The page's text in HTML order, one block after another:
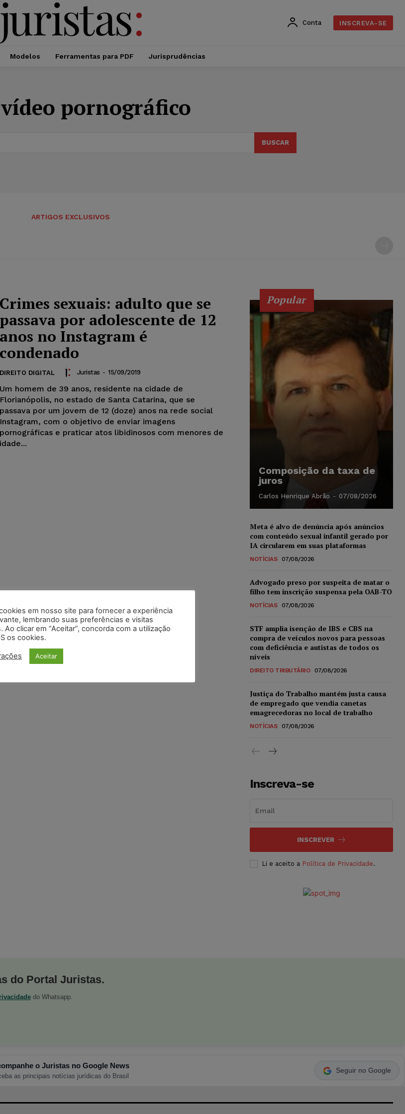
Conta INSCREVA-SE
Modelos Ferramentas para PDF Jurisprudências
vídeo pornográfico
BUSCAR
ARTIGOS EXCLUSIVOS
Crimes sexuais: adulto que se
passava por adolescente de 12
anos no Instagram é
condenado
DIREITO DIGITAL Juristas - 15/09/2019
Um homem de 39 anos, residente na cidade de
Florianópolis, no estado de Santa Catarina, que se
passava por um jovem de 12 (doze) anos na rede social
Instagram, com o objetivo de enviar imagens
pornográficas e praticar atos libidinosos com menores de
idade...
Popular
Composição da taxa de
juros
Carlos Henrique Abrão - 07/08/2026
Meta é alvo de denúncia após anúncios
com conteúdo sexual infantil gerado por
IA circularem em suas plataformas
NOTÍCIAS 07/08/2026
Advogado preso por suspeita de matar o
filho tem inscrição suspensa pela OAB-TO
NOTÍCIAS 07/08/2026
STF amplia isenção de IBS e CBS na
compra de veículos novos para pessoas
com deficiência e autistas de todos os
níveis
DIREITO TRIBUTÁRIO 07/08/2026
Justiça do Trabalho mantém justa causa
de empregado que vendia canetas
emagrecedoras no local de trabalho
NOTÍCIAS 07/08/2026
Inscreva-se
INSCREVER
Li e aceito a Política de Privacidade.
do Portal Juristas.
do Whatsapp.
o Juristas no Google News
as principais notícias jurídicas do Brasil
Seguir no Google
em nosso site para fornecer a experiência
lembrando suas preferências e visitas
Ao clicar em “Aceitar”, concorda com a utilização
os cookies.
Aceitar